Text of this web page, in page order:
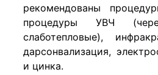
рекомендованы
процедуры УВЧ
слаботепловые),
дарсонвализация,
и цинка.